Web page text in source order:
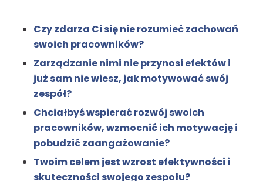
Czy zdarza Ci się nie rozumieć zachowań
swoich pracowników?
Zarządzanie nimi nie przynosi efektów i
już sam nie wiesz, jak motywować swój
zespół?
Chciałbyś wspierać rozwój swoich
pracowników, wzmocnić ich motywację i
pobudzić zaangażowanie?
Twoim celem jest wzrost efektywności i
skuteczności swojego zespołu?